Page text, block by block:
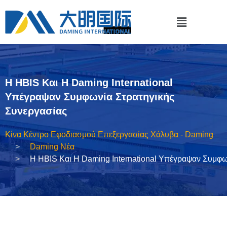
Η HBIS Και Η Daming International
Υπέγραψαν Συμφωνία Στρατηγικής
Συνεργασίας
Κίνα Κέντρο Εφοδιασμού Επεξεργασίας Χάλυβα - Daming
Daming Νέα
Η HBIS Και Η Daming International Υπέγραψαν